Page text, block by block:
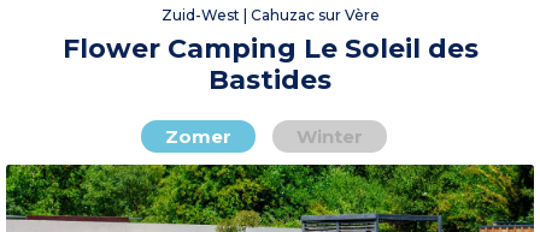
Zuid-West | Cahuzac sur Vère
Flower Camping Le Soleil des
Bastides
Zomer Winter